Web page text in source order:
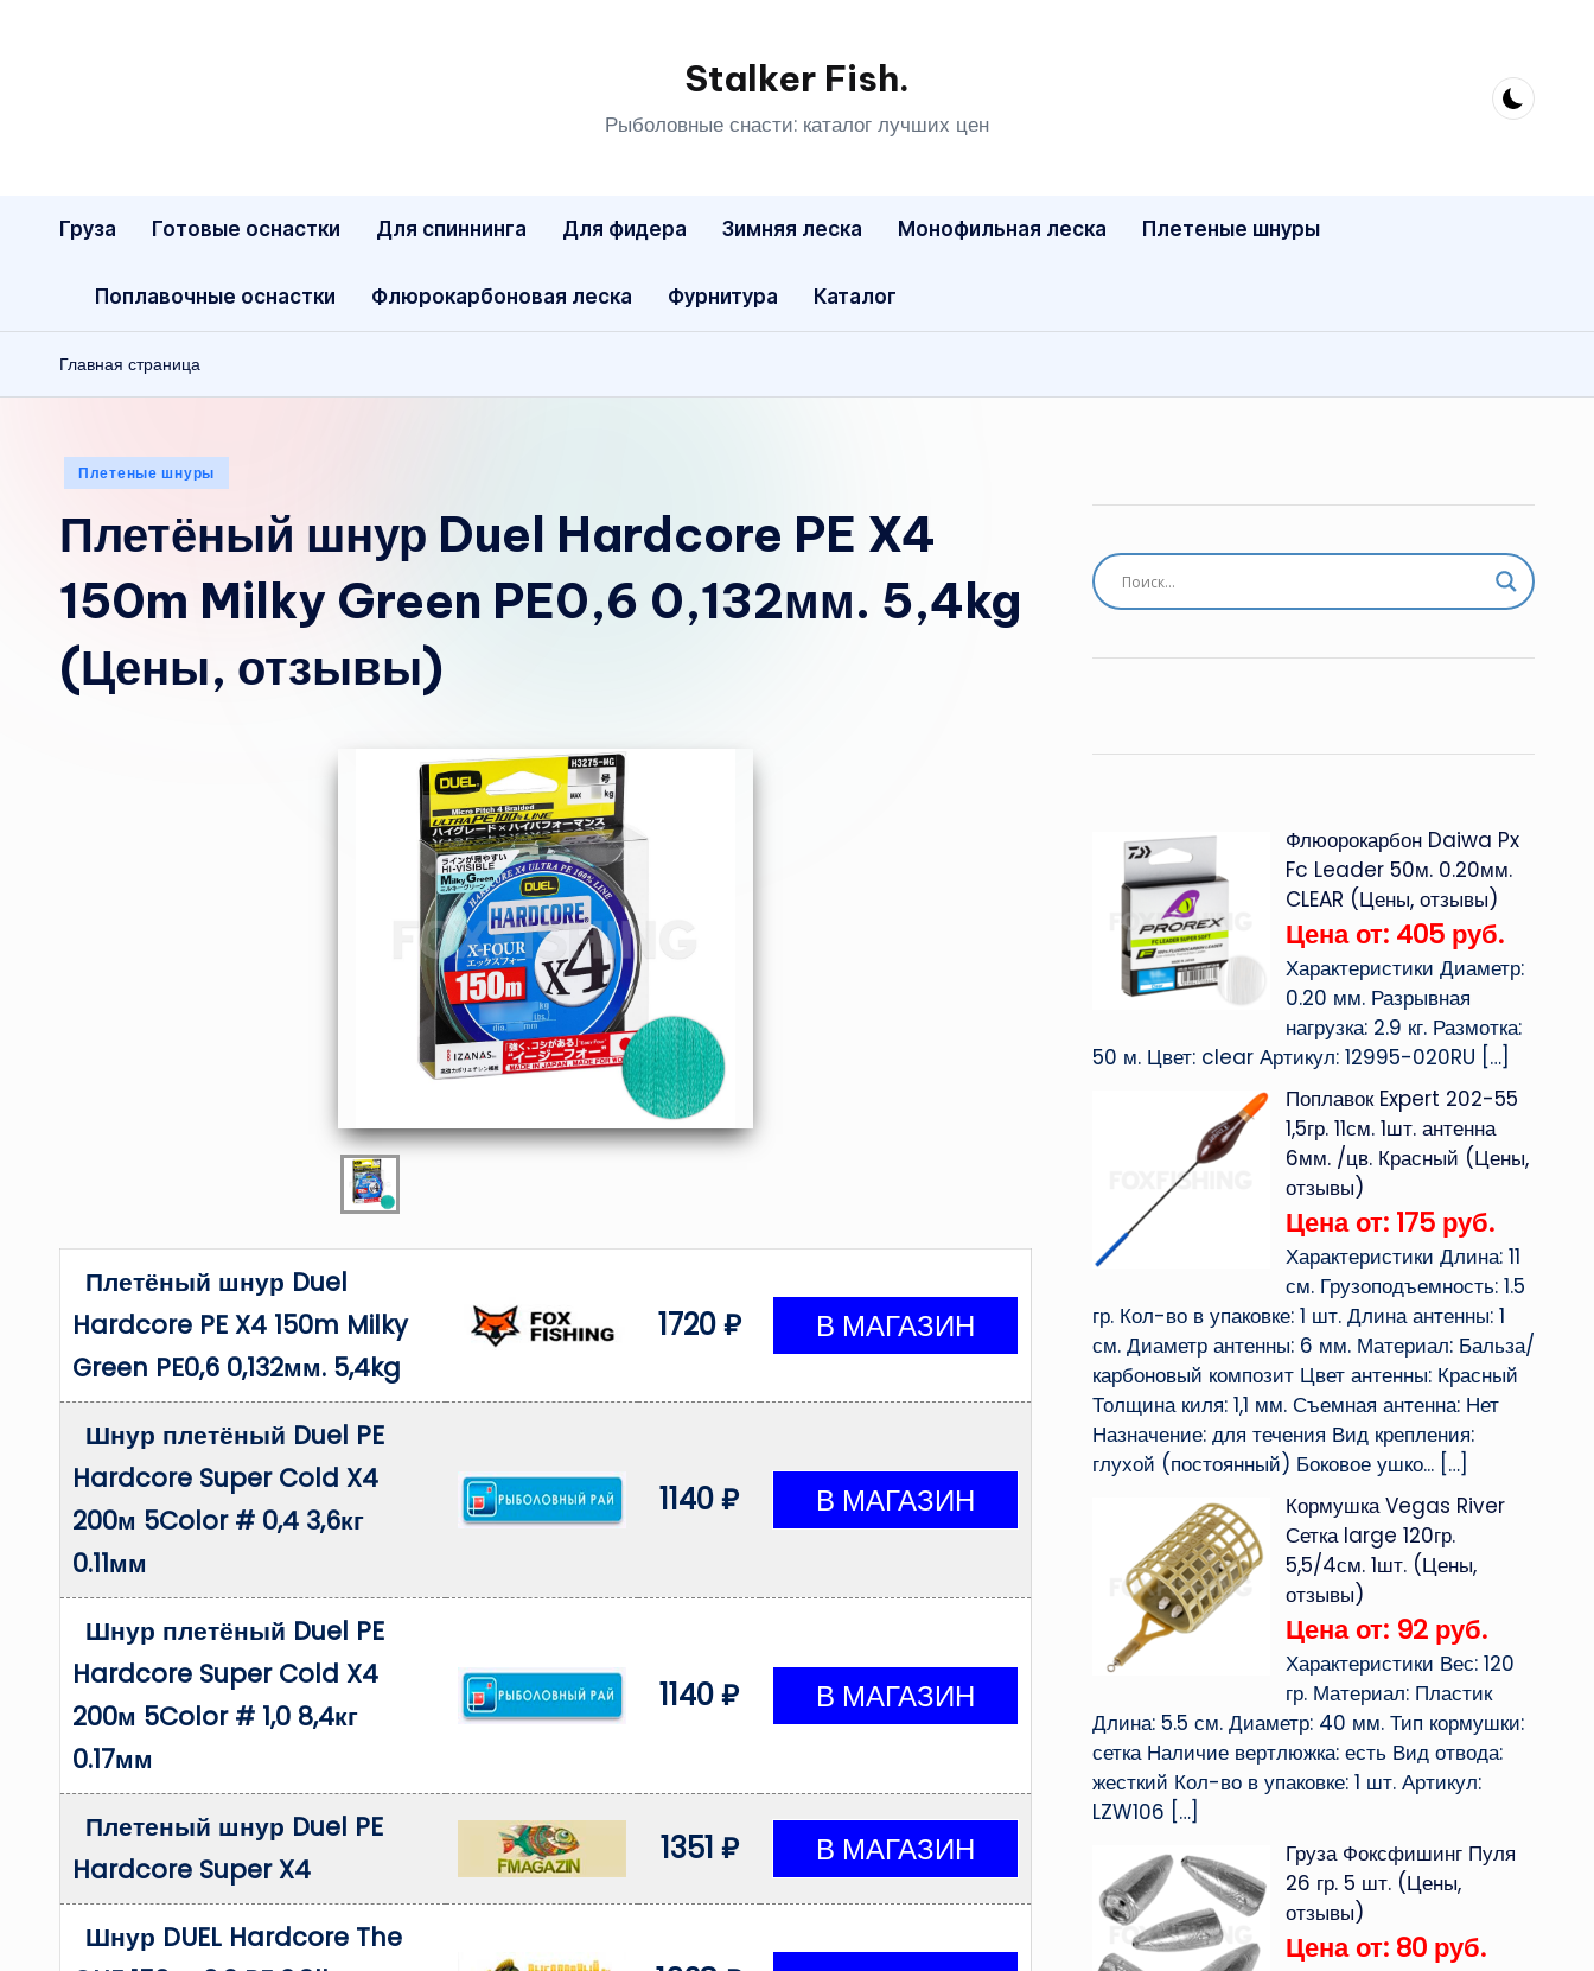
Stalker Fish.
Рыболовные снасти: каталог лучших цен
Груза Готовые оснастки Для спиннинга Для фидера Зимняя леска Монофильная леска Плетеные шнуры
Поплавочные оснастки Флюрокарбоновая леска Фурнитура Каталог
Главная страница
Опубликовано
Плетеные шнуры
Плетёный шнур Duel Hardcore PE X4
150m Milky Green PE0,6 0,132мм. 5,4kg
(Цены, отзывы)
Плетёный шнур Duel
Hardcore PE X4 150m Milky
Green PE0,6 0,132мм. 5,4kg
1720 ₽
Шнур плетёный Duel PE
Hardcore Super Cold X4
200м 5Color # 0,4 3,6кг
0.11мм
1140 ₽
Шнур плетёный Duel PE
Hardcore Super Cold X4
200м 5Color # 1,0 8,4кг
0.17мм
1140 ₽
Плетеный шнур Duel PE
Hardcore Super X4
1351 ₽
Шнур DUEL Hardcore The
Флюорокарбон Daiwa Px
Fc Leader 50м. 0.20мм.
CLEAR (Цены, отзывы)
Цена от: 405 руб.
Характеристики Диаметр:
0.20 мм. Разрывная
нагрузка: 2.9 кг. Размотка:
50 м. Цвет: clear Артикул: 12995-020RU […]
Поплавок Expert 202-55
1,5гр. 11см. 1шт. антенна
6мм. /цв. Красный (Цены,
отзывы)
Цена от: 175 руб.
Характеристики Длина: 11
см. Грузоподъемность: 1.5
гр. Кол-во в упаковке: 1 шт. Длина антенны: 1
см. Диаметр антенны: 6 мм. Материал: Бальза/
карбоновый композит Цвет антенны: Красный
Толщина киля: 1,1 мм. Съемная антенна: Нет
Назначение: для течения Вид крепления:
глухой (постоянный) Боковое ушко...[…]
Кормушка Vegas River
Сетка large 120гр.
5,5/4см. 1шт. (Цены,
отзывы)
Цена от: 92 руб.
Характеристики Вес: 120
гр. Материал: Пластик
Длина: 5.5 см. Диаметр: 40 мм. Тип кормушки:
сетка Наличие вертлюжка: есть Вид отвода:
жесткий Кол-во в упаковке: 1 шт. Артикул:
LZW106 […]
Груза Фоксфишинг Пуля
26 гр. 5 шт. (Цены,
отзывы)
Цена от: 80 руб.